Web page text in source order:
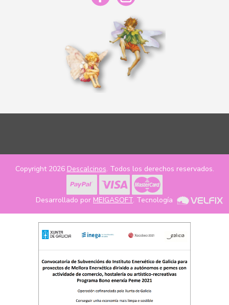
Copyright 2026 Descalcinos. Todos los derechos reservados.
Desarrollado por MEIGASOFT. Tecnología